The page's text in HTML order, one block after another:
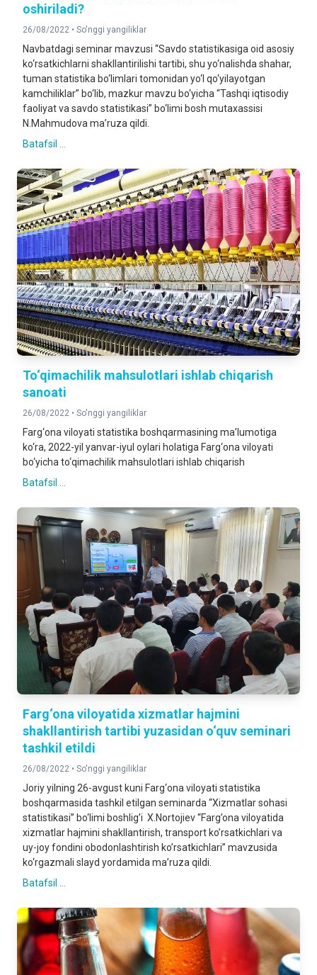
oshiriladi?
26/08/2022 • So'nggi yangiliklar
Navbatdagi seminar mavzusi “Savdo statistikasiga oid asosiy
ko‘rsatkichlarni shakllantirilishi tartibi, shu yo‘nalishda shahar,
tuman statistika bo‘limlari tomonidan yo‘l qo‘yilayotgan
kamchiliklar” bo‘lib, mazkur mavzu bo‘yicha “Tashqi iqtisodiy
faoliyat va savdo statistikasi” bo‘limi bosh mutaxassisi
N.Mahmudova ma’ruza qildi.
Batafsil ...
To‘qimachilik mahsulotlari ishlab chiqarish
sanoati
26/08/2022 • So'nggi yangiliklar
Farg‘ona viloyati statistika boshqarmasining ma’lumotiga
ko‘ra, 2022-yil yanvar-iyul oylari holatiga Farg‘ona viloyati
bo‘yicha to‘qimachilik mahsulotlari ishlab chiqarish
Batafsil ...
Farg‘ona viloyatida xizmatlar hajmini
shakllantirish tartibi yuzasidan o‘quv seminari
tashkil etildi
26/08/2022 • So'nggi yangiliklar
Joriy yilning 26-avgust kuni Farg‘ona viloyati statistika
boshqarmasida tashkil etilgan seminarda “Xizmatlar sohasi
statistikasi” bo‘limi boshlig’i X.Nortojiev “Farg’ona viloyatida
xizmatlar hajmini shakllantirish, transport ko’rsatkichlari va
uy-joy fondini obodonlashtirish ko’rsatkichlari” mavzusida
ko‘rgazmali slayd yordamida ma’ruza qildi.
Batafsil ...